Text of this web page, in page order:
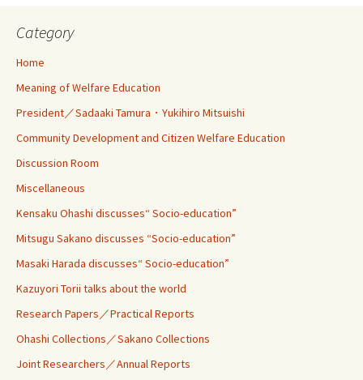
Category
Home
Meaning of Welfare Education
President／Sadaaki Tamura・Yukihiro Mitsuishi
Community Development and Citizen Welfare Education
Discussion Room
Miscellaneous
Kensaku Ohashi discusses“ Socio-education”
Mitsugu Sakano discusses “Socio-education”
Masaki Harada discusses“ Socio-education”
Kazuyori Torii talks about the world
Research Papers／Practical Reports
Ohashi Collections／Sakano Collections
Joint Researchers／Annual Reports